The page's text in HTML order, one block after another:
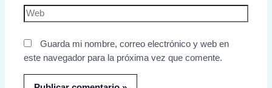
Guarda mi nombre, correo electrónico y web en
este navegador para la próxima vez que comente.